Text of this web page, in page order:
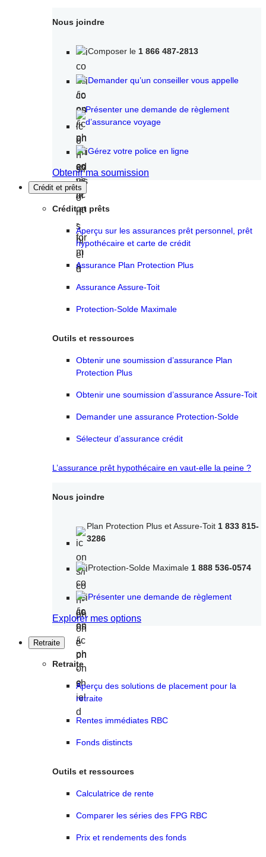
Nous joindre
Composer le 1 866 487-2813
Demander qu’un conseiller vous appelle
Présenter une demande de règlement
d’assurance voyage
Gérez votre police en ligne
Obtenir ma soumission
Crédit et prêts
Crédit et prêts
Aperçu sur les assurances prêt personnel, prêt
hypothécaire et carte de crédit
Assurance Plan Protection Plus
Assurance Assure-Toit
Protection-Solde Maximale
Outils et ressources
Obtenir une soumission d’assurance Plan
Protection Plus
Obtenir une soumission d’assurance Assure-Toit
Demander une assurance Protection-Solde
Sélecteur d’assurance crédit
L’assurance prêt hypothécaire en vaut-elle la peine ?
Nous joindre
Plan Protection Plus et Assure-Toit 1 833 815-
3286
Protection-Solde Maximale 1 888 536-0574
Présenter une demande de règlement
Explorer mes options
Retraite
Retraite
Aperçu des solutions de placement pour la
retraite
Rentes immédiates RBC
Fonds distincts
Outils et ressources
Calculatrice de rente
Comparer les séries des FPG RBC
Prix et rendements des fonds